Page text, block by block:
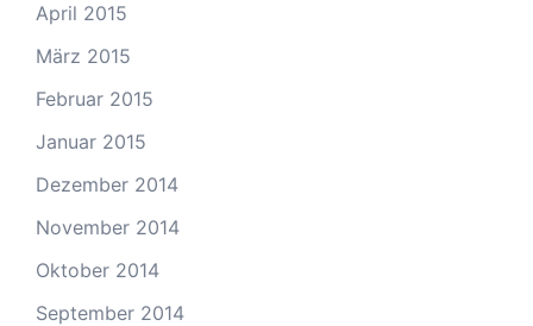
April 2015
März 2015
Februar 2015
Januar 2015
Dezember 2014
November 2014
Oktober 2014
September 2014